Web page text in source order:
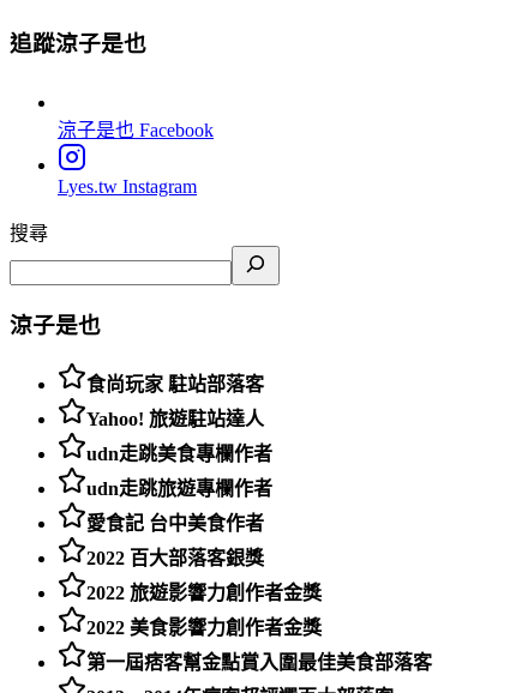
追蹤涼子是也
涼子是也 Facebook
Lyes.tw Instagram
搜尋
涼子是也
食尚玩家 駐站部落客
Yahoo! 旅遊駐站達人
udn走跳美食專欄作者
udn走跳旅遊專欄作者
愛食記 台中美食作者
2022 百大部落客銀獎
2022 旅遊影響力創作者金獎
2022 美食影響力創作者金獎
第一屆痞客幫金點賞入圍最佳美食部落客